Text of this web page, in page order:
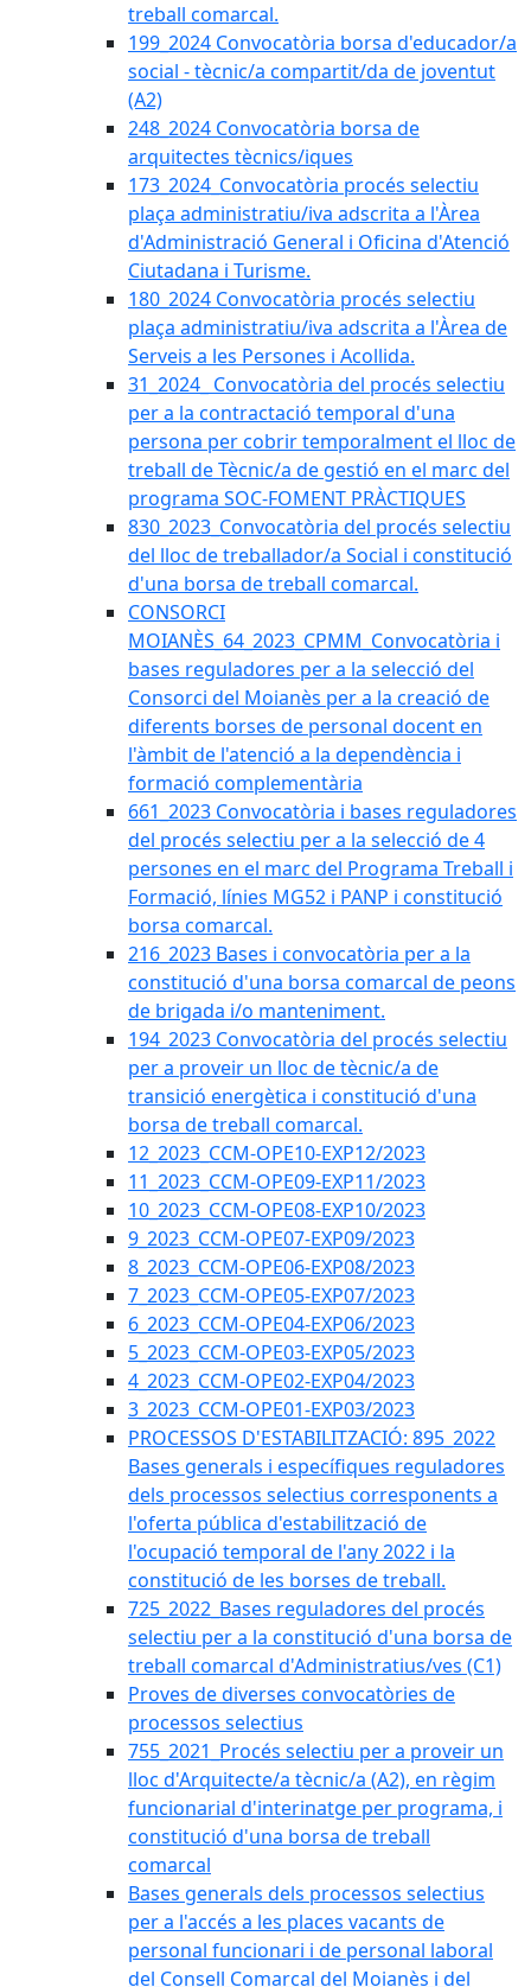
treball comarcal.
199_2024 Convocatòria borsa d'educador/a
social - tècnic/a compartit/da de joventut
(A2)
248_2024 Convocatòria borsa de
arquitectes tècnics/iques
173_2024_Convocatòria procés selectiu
plaça administratiu/iva adscrita a l'Àrea
d'Administració General i Oficina d'Atenció
Ciutadana i Turisme.
180_2024 Convocatòria procés selectiu
plaça administratiu/iva adscrita a l'Àrea de
Serveis a les Persones i Acollida.
31_2024_ Convocatòria del procés selectiu
per a la contractació temporal d'una
persona per cobrir temporalment el lloc de
treball de Tècnic/a de gestió en el marc del
programa SOC-FOMENT PRÀCTIQUES
830_2023_Convocatòria del procés selectiu
del lloc de treballador/a Social i constitució
d'una borsa de treball comarcal.
CONSORCI
MOIANÈS_64_2023_CPMM_Convocatòria i
bases reguladores per a la selecció del
Consorci del Moianès per a la creació de
diferents borses de personal docent en
l'àmbit de l'atenció a la dependència i
formació complementària
661_2023 Convocatòria i bases reguladores
del procés selectiu per a la selecció de 4
persones en el marc del Programa Treball i
Formació, línies MG52 i PANP i constitució
borsa comarcal.
216_2023 Bases i convocatòria per a la
constitució d'una borsa comarcal de peons
de brigada i/o manteniment.
194_2023 Convocatòria del procés selectiu
per a proveir un lloc de tècnic/a de
transició energètica i constitució d'una
borsa de treball comarcal.
12_2023_CCM-OPE10-EXP12/2023
11_2023_CCM-OPE09-EXP11/2023
10_2023_CCM-OPE08-EXP10/2023
9_2023_CCM-OPE07-EXP09/2023
8_2023_CCM-OPE06-EXP08/2023
7_2023_CCM-OPE05-EXP07/2023
6_2023_CCM-OPE04-EXP06/2023
5_2023_CCM-OPE03-EXP05/2023
4_2023_CCM-OPE02-EXP04/2023
3_2023_CCM-OPE01-EXP03/2023
PROCESSOS D'ESTABILITZACIÓ: 895_2022
Bases generals i específiques reguladores
dels processos selectius corresponents a
l'oferta pública d'estabilització de
l'ocupació temporal de l'any 2022 i la
constitució de les borses de treball.
725_2022_Bases reguladores del procés
selectiu per a la constitució d'una borsa de
treball comarcal d'Administratius/ves (C1)
Proves de diverses convocatòries de
processos selectius
755_2021_Procés selectiu per a proveir un
lloc d'Arquitecte/a tècnic/a (A2), en règim
funcionarial d'interinatge per programa, i
constitució d'una borsa de treball
comarcal
Bases generals dels processos selectius
per a l'accés a les places vacants de
personal funcionari i de personal laboral
del Consell Comarcal del Moianès i del